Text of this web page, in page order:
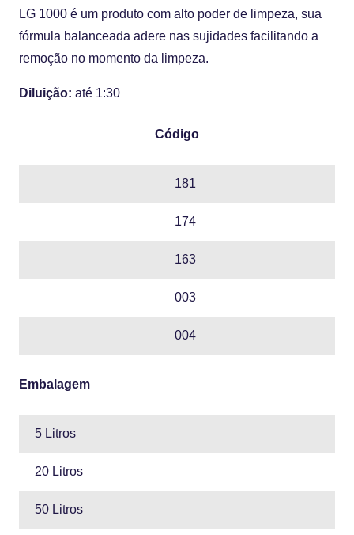
LG 1000 é um produto com alto poder de limpeza, sua
fórmula balanceada adere nas sujidades facilitando a
remoção no momento da limpeza.
Diluição: até 1:30
Código
181
174
163
003
004
Embalagem
5 Litros
20 Litros
50 Litros